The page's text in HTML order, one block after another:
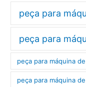
peça para
peça para
peça para máquina
peça para máquina